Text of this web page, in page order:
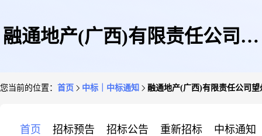
融通地产(广西)有限责任公司望
您当前的位置： 首页 中标｜中标通知 融通地产(广西)有限责任公司
首页 招标预告 招标公告 重新招标 中标通知